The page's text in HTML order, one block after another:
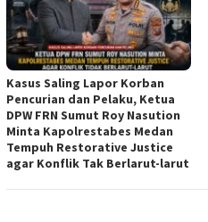
Kasus Saling Lapor Korban
Pencurian dan Pelaku, Ketua
DPW FRN Sumut Roy Nasution
Minta Kapolrestabes Medan
Tempuh Restorative Justice
agar Konflik Tak Berlarut-larut